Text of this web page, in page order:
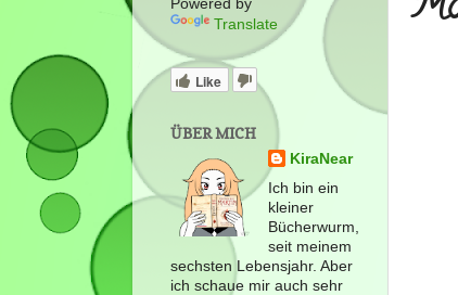
Powered by
Translate
Like
ÜBER MICH
KiraNear
Ich bin ein
kleiner
Bücherwurm,
seit meinem
sechsten Lebensjahr. Aber
ich schaue mir auch sehr